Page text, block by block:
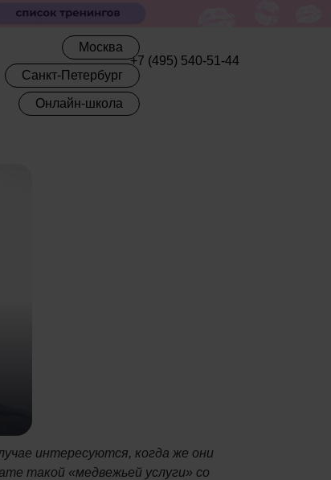
Москва
Санкт-Петербург
Онлайн-школа
+7 (495) 540-51-44
интересуются, когда же они
такой «медвежьей услуги» со